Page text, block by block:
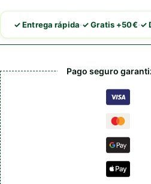
cantidad
✓ Entrega rápida·✓ Gratis +50€·✓
Pago seguro